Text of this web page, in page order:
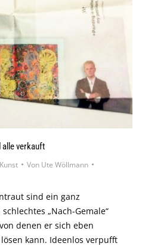
alle verkauft
Von Ute Wöllmann
sind ein ganz
„Nach-Gemale“
denen er sich eben
kann. Ideenlos verpufft